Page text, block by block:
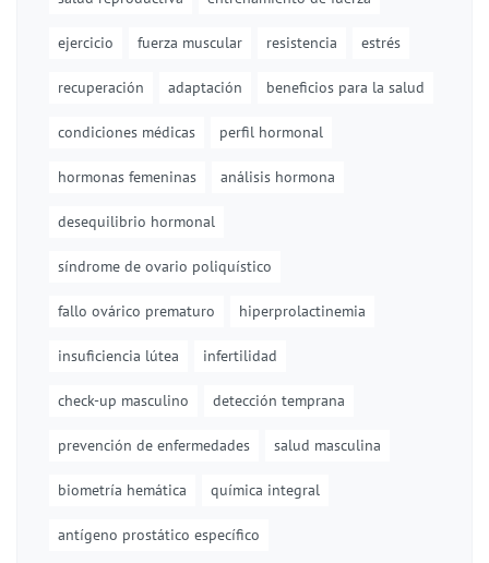
ejercicio fuerza muscular resistencia estrés
recuperación adaptación beneficios para la salud
condiciones médicas perfil hormonal
hormonas femeninas análisis hormona
desequilibrio hormonal
síndrome de ovario poliquístico
fallo ovárico prematuro hiperprolactinemia
insuficiencia lútea infertilidad
check-up masculino detección temprana
prevención de enfermedades salud masculina
biometría hemática química integral
antígeno prostático específico